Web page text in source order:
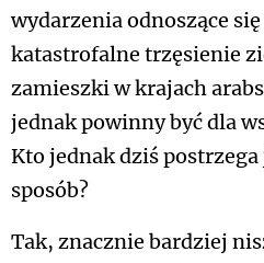
wydarzenia odnoszące się
katastrofalne trzęsienie
zamieszki w krajach
jednak powinny być dla
Kto jednak dziś postrzega
sposób?
Tak, znacznie bardziej